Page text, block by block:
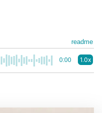
readme
0:00 1.0x